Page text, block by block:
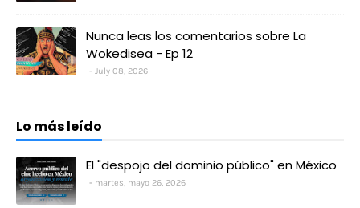
Nunca leas los comentarios sobre La
Wokedisea - Ep 12
July 08, 2026
Lo más leído
El "despojo del dominio público" en México
martes, mayo 26, 2026